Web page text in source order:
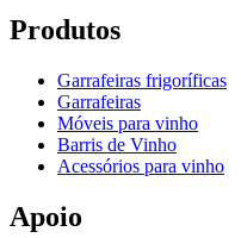
Produtos
Garrafeiras frigoríficas
Garrafeiras
Móveis para vinho
Barris de Vinho
Acessórios para vinho
Apoio